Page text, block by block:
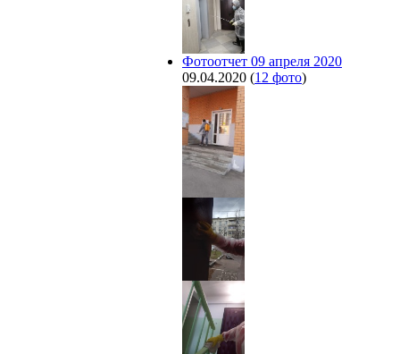
Фотоотчет 09 апреля 2020
09.04.2020 (12 фото)